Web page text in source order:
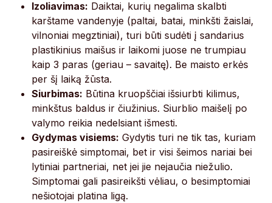
Izoliavimas: Daiktai, kurių negalima skalbti
karštame vandenyje (paltai, batai, minkšti žaislai,
vilnoniai megztiniai), turi būti sudėti į sandarius
plastikinius maišus ir laikomi juose ne trumpiau
kaip 3 paras (geriau – savaitę). Be maisto erkės
per šį laiką žūsta.
Siurbimas: Būtina kruopščiai išsiurbti kilimus,
minkštus baldus ir čiužinius. Siurblio maišelį po
valymo reikia nedelsiant išmesti.
Gydymas visiems: Gydytis turi ne tik tas, kuriam
pasireiškė simptomai, bet ir visi šeimos nariai bei
lytiniai partneriai, net jei jie nejaučia niežulio.
Simptomai gali pasireikšti vėliau, o besimptomiai
nešiotojai platina ligą.